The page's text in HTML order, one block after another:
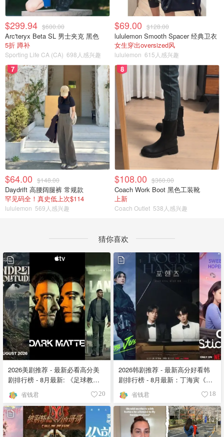
$299.94 $600.00
Arc'teryx Beta SL 男士夹克 黑色
5折 蹲补
Sporting Life CA (CA) 698人感兴趣
$69.00 $128.00
lululemon Smooth Spacer 经典卫衣
女生穿出oversized风
lululemon 615人感兴趣
7
$64.00 $148.00
Daydrift 高腰阔腿裤 常规款
罕见码全！真史低上次$114
lululemon 569人感兴趣
8
$108.00 $360.00
Coach Work Boot 黑色工装靴
上新
Coach Outlet 538人感兴趣
猜你喜欢
2026美剧推荐 - 最新必看高分美
剧排行榜 - 8月最新: 《​​足球教练
》第四季回归！
省钱君 20
2026韩剧推荐 - 最新高分好看韩
剧排行榜 - 8月最新：丁海寅《我
的荒糖恋爱 》上线❣️
省钱君 18